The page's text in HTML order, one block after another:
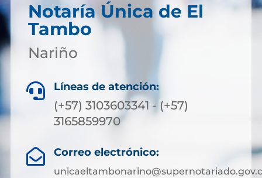
Notaría Única de El
Tambo
Nariño
 Líneas de atención:
(+57) 3103603341 - (+57)
3165859970
 Correo electrónico: